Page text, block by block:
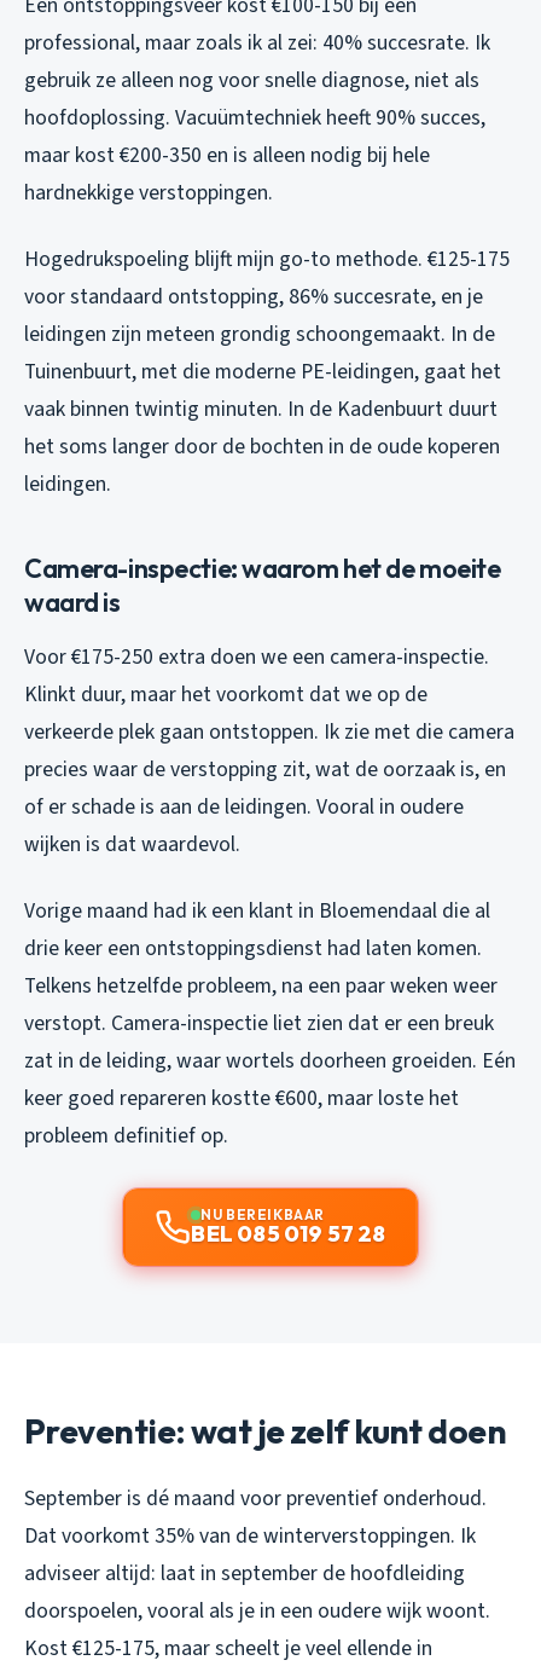
professional, maar zoals ik al zei: 40% succesrate. Ik
gebruik ze alleen nog voor snelle diagnose, niet als
hoofdoplossing. Vacuümtechniek heeft 90% succes,
maar kost €200-350 en is alleen nodig bij hele
hardnekkige verstoppingen.
Hogedrukspoeling blijft mijn go-to methode. €125-175
voor standaard ontstopping, 86% succesrate, en je
leidingen zijn meteen grondig schoongemaakt. In de
Tuinenbuurt, met die moderne PE-leidingen, gaat het
vaak binnen twintig minuten. In de Kadenbuurt duurt
het soms langer door de bochten in de oude koperen
leidingen.
Camera-inspectie: waarom het de moeite
waard is
Voor €175-250 extra doen we een camera-inspectie.
Klinkt duur, maar het voorkomt dat we op de
verkeerde plek gaan ontstoppen. Ik zie met die camera
precies waar de verstopping zit, wat de oorzaak is, en
of er schade is aan de leidingen. Vooral in oudere
wijken is dat waardevol.
Vorige maand had ik een klant in Bloemendaal die al
drie keer een ontstoppingsdienst had laten komen.
Telkens hetzelfde probleem, na een paar weken weer
verstopt. Camera-inspectie liet zien dat er een breuk
zat in de leiding, waar wortels doorheen groeiden. Eén
keer goed repareren kostte €600, maar loste het
probleem definitief op.
NU BEREIKBAAR
BEL 085 019 57 28
Preventie: wat je zelf kunt doen
September is dé maand voor preventief onderhoud.
Dat voorkomt 35% van de winterverstoppingen. Ik
adviseer altijd: laat in september de hoofdleiding
doorspoelen, vooral als je in een oudere wijk woont.
Kost €125-175, maar scheelt je veel ellende in